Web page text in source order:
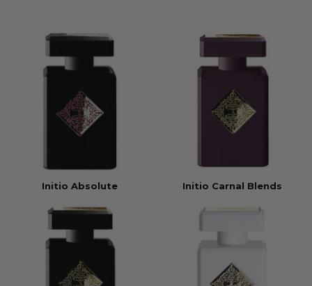
Initio Absolute Initio Carnal Blends